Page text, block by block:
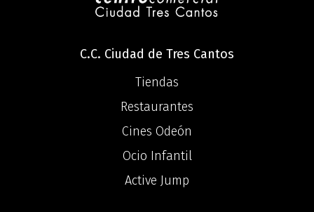
C.C. Ciudad de Tres Cantos
Tiendas
Restaurantes
Cines Odeón
Ocio Infantil
Active Jump